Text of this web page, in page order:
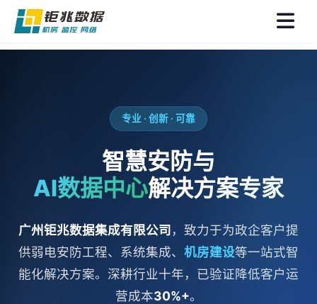
菜
专业 · 创新 · 可靠
智慧安防与
AI数据中心解决方案专家
广州钜兆数据集成有限公司 ，致力于为政企客户提
供弱电安防工程、系统集成、 机房建设等一站式智
能化解决方案。深耕行业十年，已验证降低客户运
营成本30%+。